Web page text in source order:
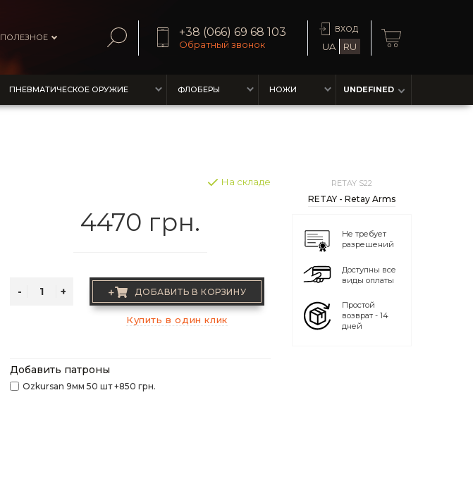
ПОЛЕЗНОЕ +38 (066) 69 68 103
Обратный звонок
ВХОД
UA RU
ПНЕВМАТИЧЕСКОЕ ОРУЖИЕ ФЛОБЕРЫ НОЖИ UNDEFINED
На складе
4470 грн.
+ ДОБАВИТЬ В КОРЗИНУ
Купить в один клик
Добавить патроны
Ozkursan 9мм 50 шт +850 грн.
RETAY S22
RETAY - Retay Arms
Не требует
разрешений
Доступны все
виды оплаты
Простой
возврат - 14
дней